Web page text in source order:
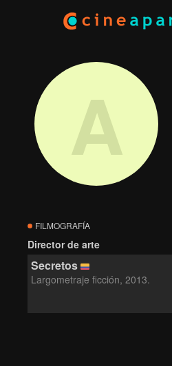
A
FILMOGRAFÍA
Director de arte
Secretos
Largometraje ficción, 2013.